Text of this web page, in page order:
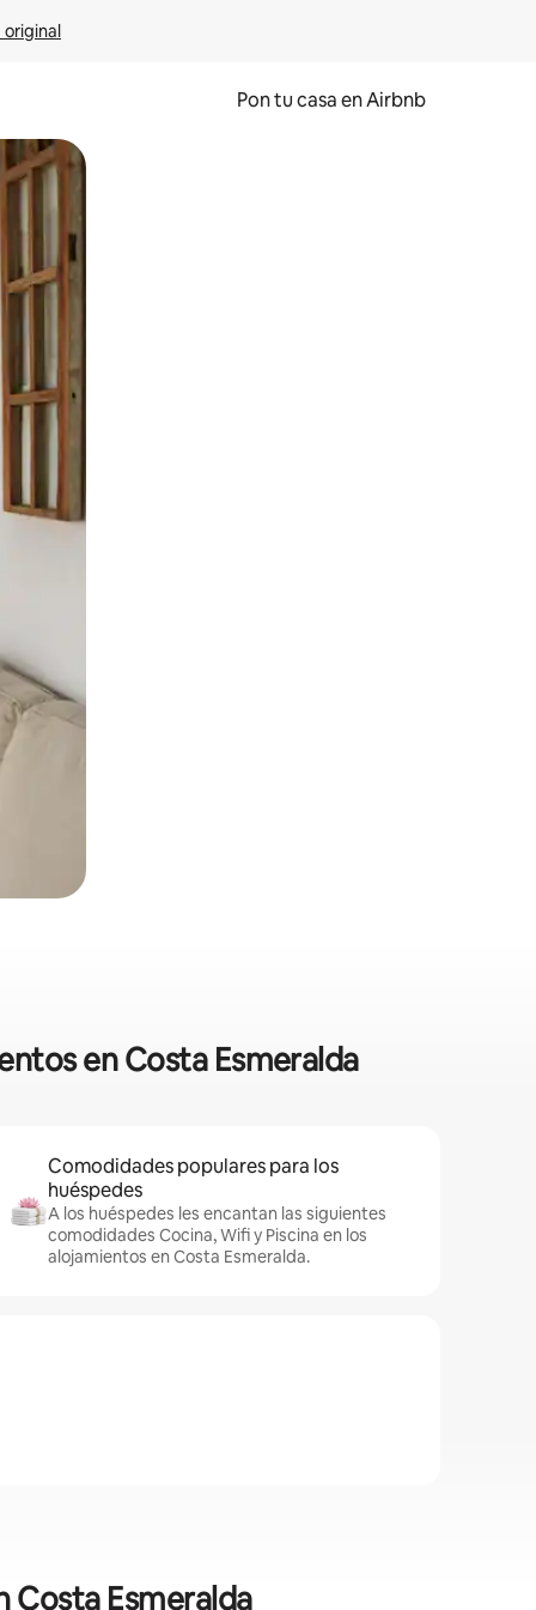
original
Pon tu casa en Airbnb
desliza el dedo.
en Costa Esmeralda
Comodidades populares para los
huéspedes
A los huéspedes les encantan las siguientes
comodidades Cocina, Wifi y Piscina en los
alojamientos en Costa Esmeralda.
Costa Esmeralda